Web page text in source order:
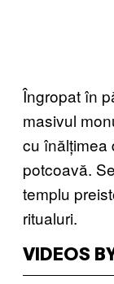
Îngropat în
masivul
cu înălțimea
potcoavă.
templu
ritualuri.
VIDEOS